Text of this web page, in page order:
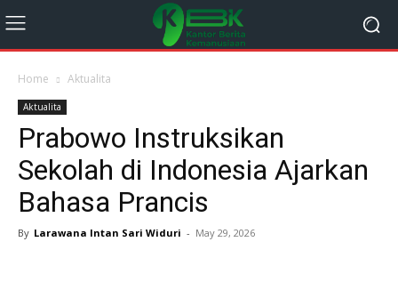
Home Aktualita
Aktualita
Prabowo Instruksikan
Sekolah di Indonesia Ajarkan
Bahasa Prancis
By Larawana Intan Sari Widuri - May 29, 2026